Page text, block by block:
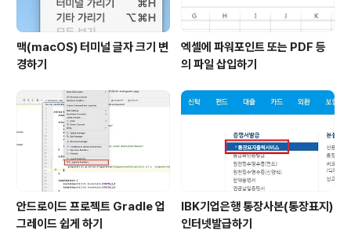
맥(macOS) 터미널 글자 크기 변
경하기
엑셀에 파워포인트 또는 PDF 등
의 파일 삽입하기
안드로이드 프로젝트 Gradle 업
그레이드 쉽게 하기
IBK기업은행 통장사본(통장표지)
인터넷발급하기